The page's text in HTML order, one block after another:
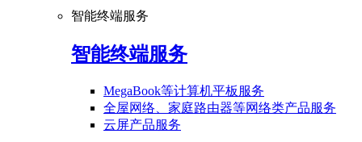
智能终端服务
智能终端服务
MegaBook等计算机平板服务
全屋网络、家庭路由器等网络类产品服务
云屏产品服务